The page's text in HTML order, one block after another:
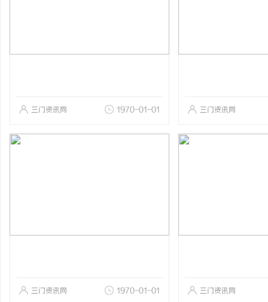
三门资讯网 1970-01-01 三门资讯网
三门资讯网 1970-01-01 三门资讯网